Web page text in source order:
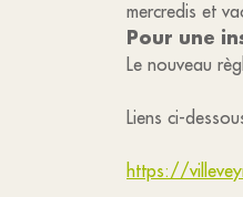
mercredis et
Pour une
Le nouveau
Liens ci-
https://